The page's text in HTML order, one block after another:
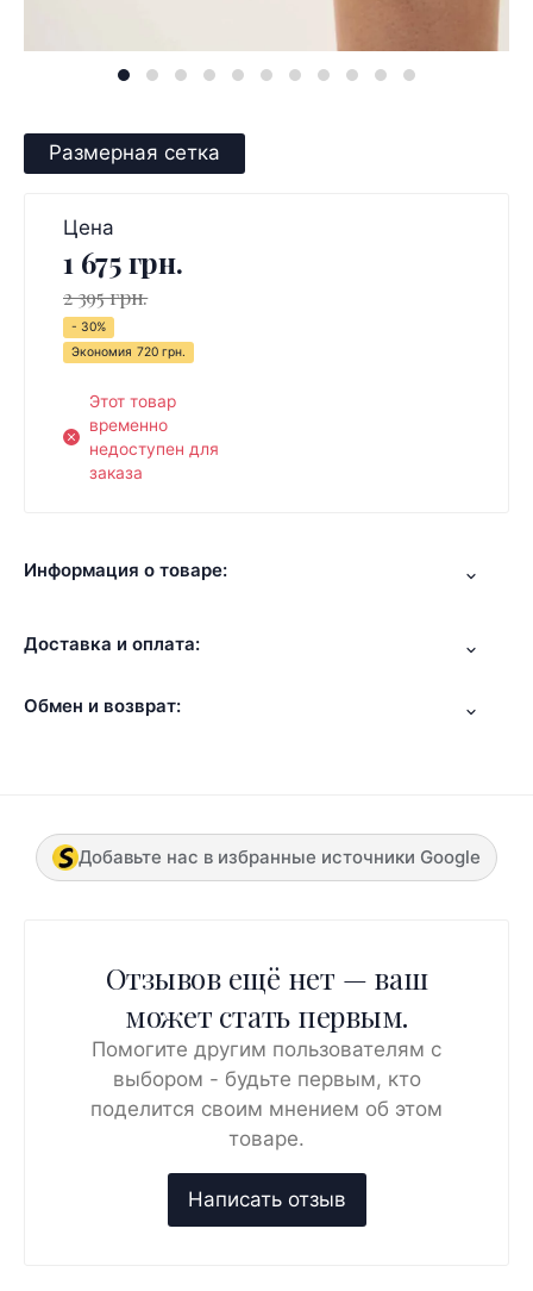
Размерная сетка
Цена
1 675 грн.
2 395 грн.
- 30%
Экономия 720 грн.
Этот товар
временно
недоступен для
заказа
Информация о товаре:
Доставка и оплата:
Обмен и возврат:
Добавьте нас в избранные источники Google
Отзывов ещё нет — ваш
может стать первым.
Помогите другим пользователям с
выбором - будьте первым, кто
поделится своим мнением об этом
товаре.